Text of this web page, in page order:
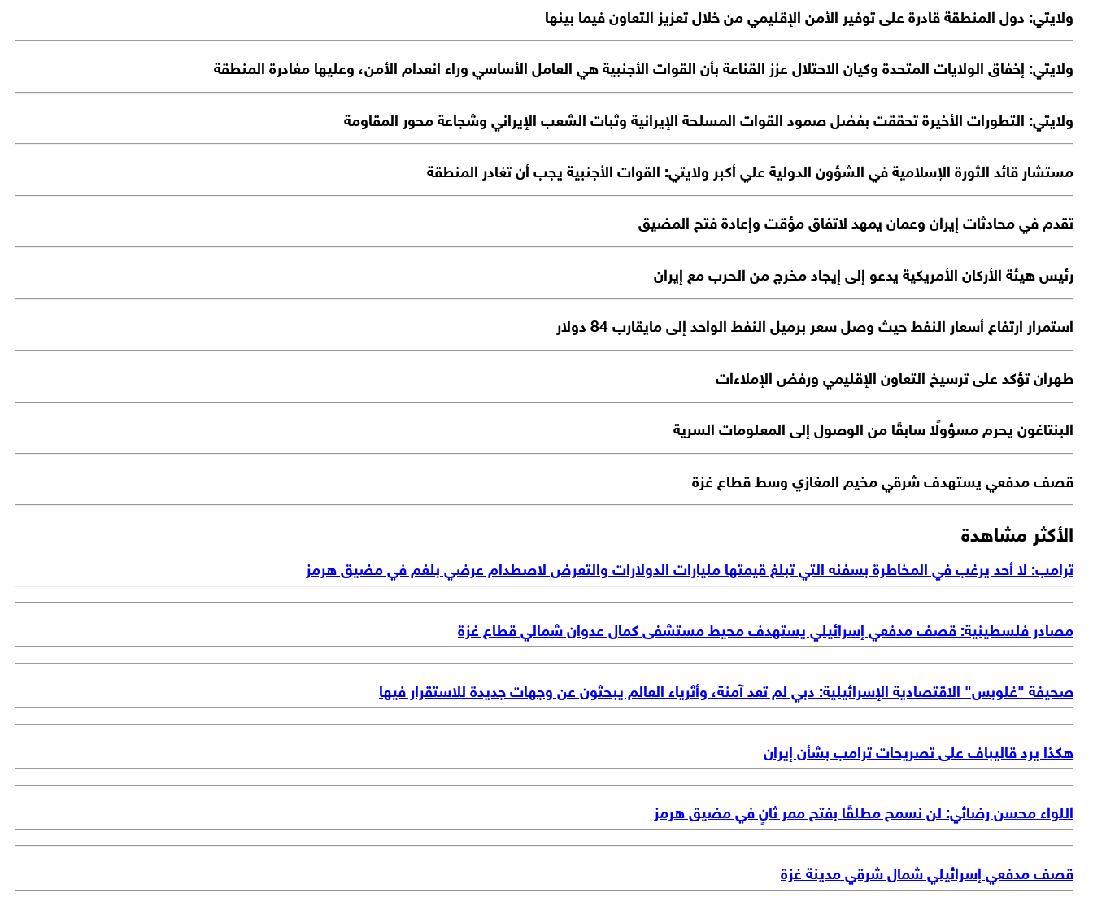
ولايتي: دول المنطقة قادرة على توفير الأمن الإقليمي من خلال تعزيز التعاون فيما بينها
ولايتي: إخفاق الولايات المتحدة وكيان الاحتلال عزز القناعة بأن القوات الأجنبية هي العامل الأساسي وراء انعدام الأمن، وعليها مغادرة المنطقة
ولايتي: التطورات الأخيرة تحققت بفضل صمود القوات المسلحة الإيرانية وثبات الشعب الإيراني وشجاعة محور المقاومة
مستشار قائد الثورة الإسلامية في الشؤون الدولية علي أكبر ولايتي: القوات الأجنبية يجب أن تغادر المنطقة
تقدم في محادثات إيران وعمان يمهد لاتفاق مؤقت وإعادة فتح المضيق
رئيس هيئة الأركان الأمريكية يدعو إلى إيجاد مخرج من الحرب مع إيران
استمرار ارتفاع أسعار النفط حيث وصل سعر برميل النفط الواحد إلى مايقارب 84 دولار
طهران تؤكد على ترسيخ التعاون الإقليمي ورفض الإملاءات
البنتاغون يحرم مسؤولًا سابقًا من الوصول إلى المعلومات السرية
قصف مدفعي يستهدف شرقي مخيم المغازي وسط قطاع غزة
الأكثر مشاهدة
ترامب: لا أحد يرغب في المخاطرة بسفنه التي تبلغ قيمتها مليارات الدولارات والتعرض لاصطدام عرضي بلغم في مضيق هرمز
مصادر فلسطينية: قصف مدفعي إسرائيلي يستهدف محيط مستشفى كمال عدوان شمالي قطاع غزة
صحيفة "غلوبس" الاقتصادية الإسرائيلية: دبي لم تعد آمنة، وأثرياء العالم يبحثون عن وجهات جديدة للاستقرار فيها
هكذا يرد قاليباف على تصريحات ترامب بشأن إيران
اللواء محسن رضائي: لن نسمح مطلقًا بفتح ممر ثانٍ في مضيق هرمز
قصف مدفعي إسرائيلي شمال شرقي مدينة غزة